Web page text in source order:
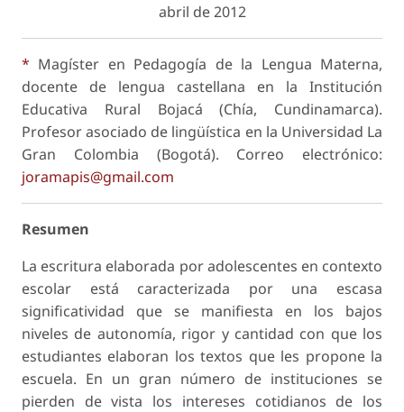
abril de 2012
* Magíster en Pedagogía de la Lengua Materna,
docente de lengua castellana en la Institución
Educativa Rural Bojacá (Chía, Cundinamarca).
Profesor asociado de lingüística en la Universidad La
Gran Colombia (Bogotá). Correo electrónico:
joramapis@gmail.com
Resumen
La escritura elaborada por adolescentes en contexto
escolar está caracterizada por una escasa
significatividad que se manifiesta en los bajos
niveles de autonomía, rigor y cantidad con que los
estudiantes elaboran los textos que les propone la
escuela. En un gran número de instituciones se
pierden de vista los intereses cotidianos de los